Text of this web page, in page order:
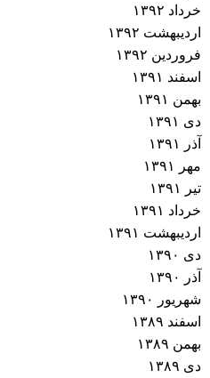
خرداد ۱۳۹۲
اردیبهشت ۱۳۹۲
فروردین ۱۳۹۲
اسفند ۱۳۹۱
بهمن ۱۳۹۱
دی ۱۳۹۱
آذر ۱۳۹۱
مهر ۱۳۹۱
تیر ۱۳۹۱
خرداد ۱۳۹۱
اردیبهشت ۱۳۹۱
دی ۱۳۹۰
آذر ۱۳۹۰
شهریور ۱۳۹۰
اسفند ۱۳۸۹
بهمن ۱۳۸۹
دی ۱۳۸۹